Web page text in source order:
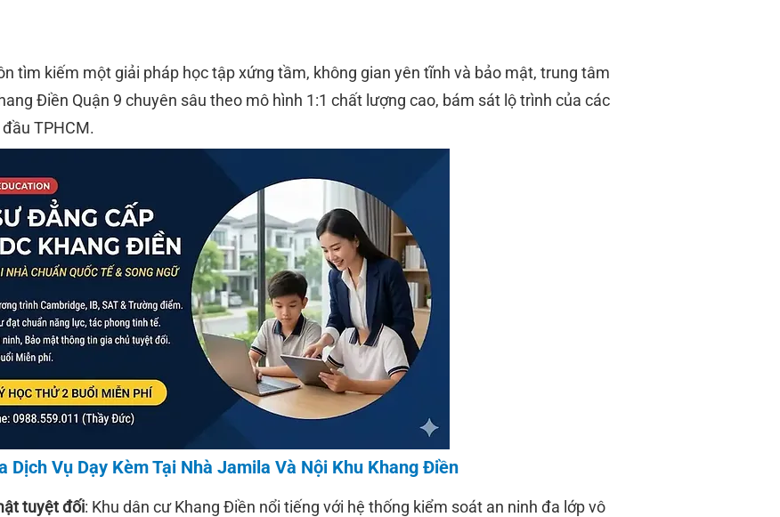
tìm kiếm một giải pháp học tập xứng tầm, không gian yên tĩnh và bảo mật, trung tâm
Điền Quận 9 chuyên sâu theo mô hình 1:1 chất lượng cao, bám sát lộ trình của các
TPHCM.
Dịch Vụ Dạy Kèm Tại Nhà Jamila Và Nội Khu Khang Điền
tuyệt đối: Khu dân cư Khang Điền nổi tiếng với hệ thống kiểm soát an ninh đa lớp vô